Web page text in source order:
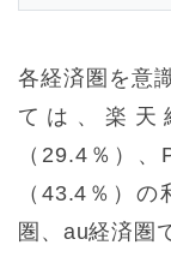
各経済圏を意
ては、楽天
（29.4％）
（43.4％）
圏、au経済圏